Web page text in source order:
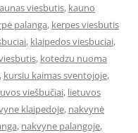
viesbutis, kauno
palanga, kerpes viesbutis
, klaipedos viesbuciai,
, kotedzu nuoma
, kursiu kaimas sventojoje,
viešbučiai, lietuvos
klaipedoje, nakvynė
, nakvyne palangoje,